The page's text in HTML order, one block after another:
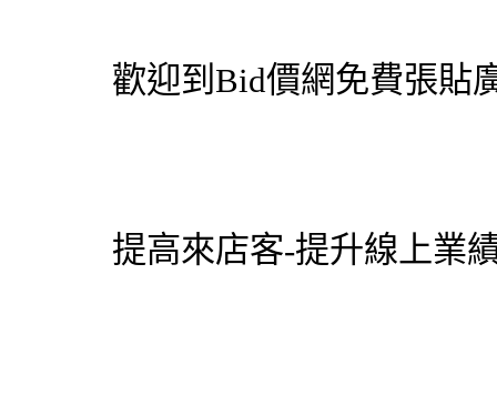
歡迎到 Bid價網免費張貼
提高來店客-提升線上業